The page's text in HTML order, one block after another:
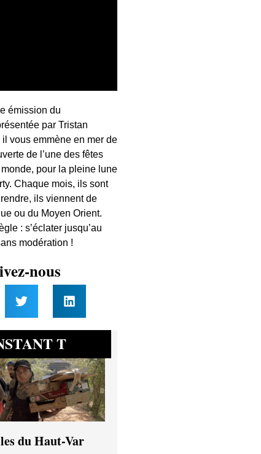
émission du
par Tristan
vous emmène en mer de
de l’une des fêtes
pour la pleine lune
Chaque mois, ils sont
ils viennent de
ou du Moyen Orient.
: s’éclater jusqu’au
modération !
nous
T
du Haut-Var